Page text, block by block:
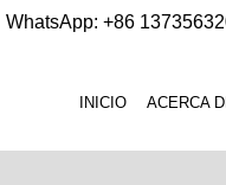
WhatsApp: +86
INICIO ACERCA